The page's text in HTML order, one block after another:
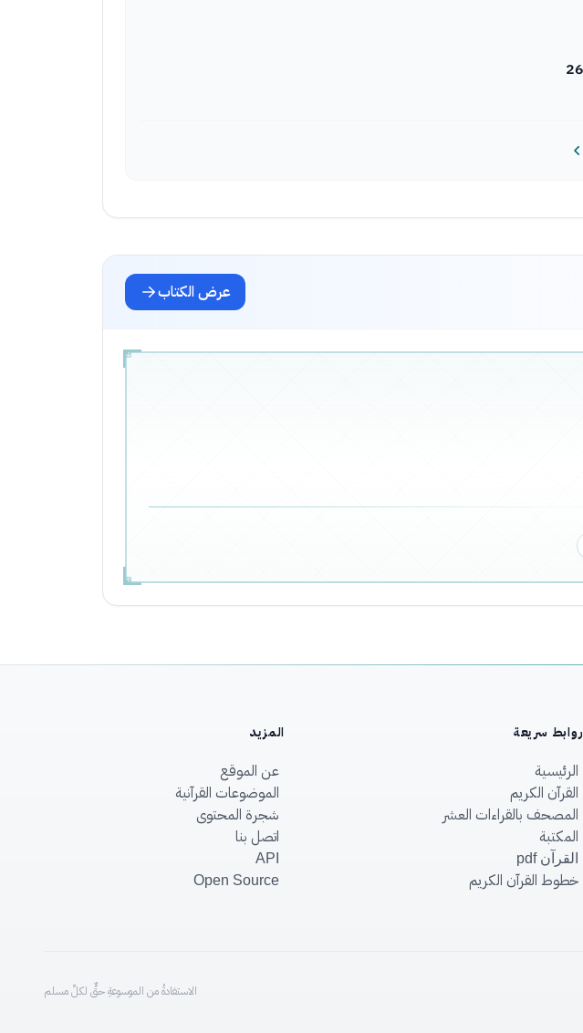
عرض الكتاب
روابط سريعة
الرئيسية
القرآن الكريم
المصحف بالقراءات العشر
المكتبة
القرآن pdf
خطوط القرآن الكريم
المزيد
عن الموقع
الموضوعات القرآنية
شجرة المحتوى
اتصل بنا
API
Open Source
الاستفادةُ من الموسوعةِ حقٌّ لكلِّ مسلم